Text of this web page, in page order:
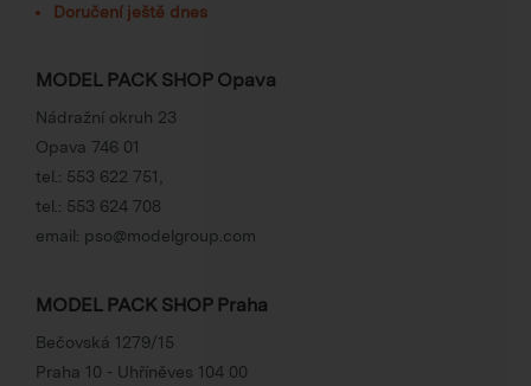
Doručení ještě dnes
MODEL PACK SHOP Opava
Nádražní okruh 23
Opava 746 01
tel.: 553 622 751
tel.: 553 624 708
email: pso@modelgroup.com
MODEL PACK SHOP Praha
Bečovská 1279/15
Praha 10 - Uhříněves 104 00